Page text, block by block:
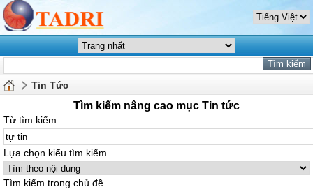
Tin Tức
Tìm kiếm nâng cao mục Tin tức
Từ tìm kiếm
Lựa chọn kiểu tìm kiếm
Tìm kiếm trong chủ đề